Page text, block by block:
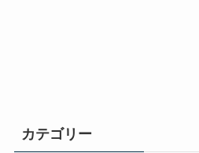
カテゴリー